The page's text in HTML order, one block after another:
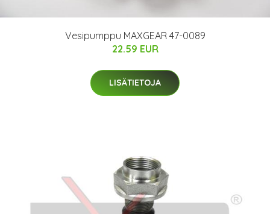
Vesipumppu MAXGEAR 47-0089
22.59 EUR
LISÄTIETOJA